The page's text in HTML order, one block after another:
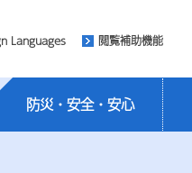
Languages 閲覧補助機能
防災・安全・安心